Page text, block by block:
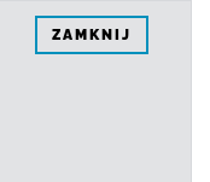
ZAMKNIJ